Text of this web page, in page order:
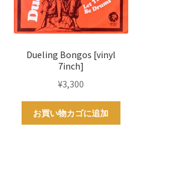
Dueling Bongos [vinyl
7inch]
¥3,300
お買い物カゴに追加